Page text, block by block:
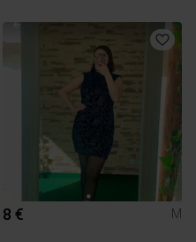
8 € M